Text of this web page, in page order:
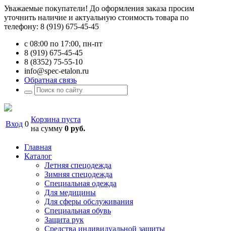
Уважаемые покупатели! До оформления заказа просим
уточнить наличие и актуальную стоимость товара по
телефону: 8 (919) 675-45-45
с 08:00 по 17:00, пн-пт
8 (919) 675-45-45
8 (8352) 75-55-10
info@spec-etalon.ru
Обратная связь
Вход 0
Корзина пуста
на сумму 0 руб.
Главная
Каталог
Летняя спецодежда
Зимняя спецодежда
Специальная одежда
Для медицины
Для сферы обслуживания
Специальная обувь
Защита рук
Средства индивидуальной защиты